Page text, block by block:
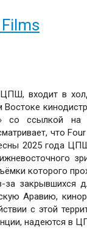
входит в
со ссылкой
что
2025 года
которого
за закрывшихся
Аравию,
с этой
надеются в